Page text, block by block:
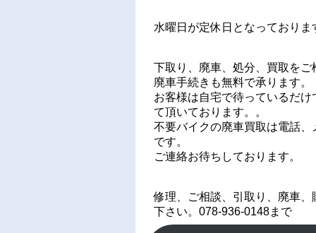
水曜日が定休日となっており
下取り、廃車、処分、買取を
廃車手続きも無料で承ります。
お客様は自宅で待っているだ
て頂いております。。
不要バイクの廃車買取は電話
です。
ご連絡お待ちしております。
修理、ご相談、引取り、廃車
下さい。078-936-0148まで